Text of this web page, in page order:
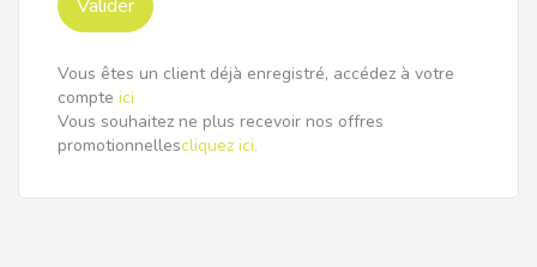
Valider
Vous êtes un client déjà enregistré, accédez à votre
compteici
Vous souhaitez ne plus recevoir nos offres
promotionnellescliquez ici.